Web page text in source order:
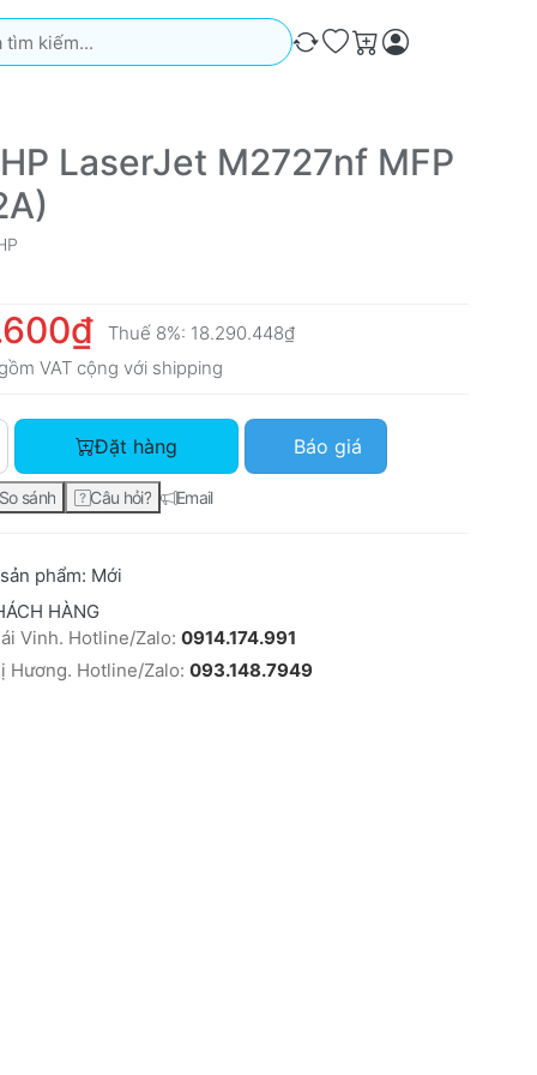
Kết quả sẽ tự động xuất hiện khi bạn nhập. Nhấn phím
So sánh
Ưa thích
Giỏ hàng
LaserJet M2727nf MFP
Thuế 8%: 18.290.448₫
VAT cộng với shipping
Máy in HP LaserJet M2727nf MFP (CB532A) với giá
Đặt hàng Báo giá
So sánh Câu hỏi? Email
phẩm: Mới
HÀNG
Vinh. Hotline/Zalo: 0914.174.991
Hương. Hotline/Zalo: 093.148.7949